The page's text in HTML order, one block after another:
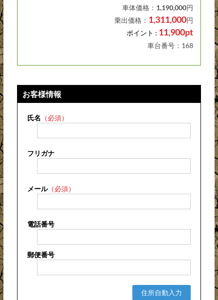
お客様情報
氏名 （必須）
フリガナ
メール（必須）
電話番号
郵便番号
住所自動入力
車体価格： 1,190,000円
乗出価格： 1,311,000円
ポイント : 11,900pt
車台番号：168